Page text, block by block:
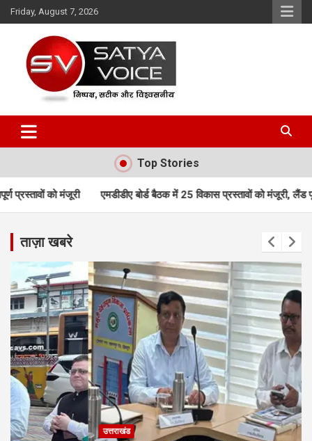
Skip
to
Friday, August 7, 2026
Satya Voice
Top Stories
एमडीडीए बोर्ड बैठक में 25 विकास प्रस्तावों को मंजूरी, लैंड पूलिंग, पर्यटन, होटल,
ताज़ा खबरे
उत्तराखंड